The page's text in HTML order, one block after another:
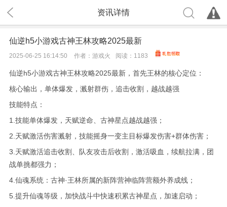
资讯详情
仙逆h5小游戏古神王林攻略2025最新
2025-06-25 16:14:50 作者： 游戏火 阅读： 1183
仙逆h5小游戏古神王林攻略2025最新，首先王林的核心定位：
核心输出，单体爆发，溅射群伤，追击收割，越战越强
技能特点：
1.技能单体爆发，天赋逆命、古神星点越战越强；
2.天赋激活伤害溅射，技能摇身一变主目标爆发伤害+群体伤害；
3.天赋激活追击收割、队友攻击后收割，激活吸血，续航拉满，团
战单挑都强力；
4.仙魂系统：古神·王林所属的新阵营神临阵营额外养成线；
5.提升仙魂等级，加快战斗中快速积累古神星点，加速启动；